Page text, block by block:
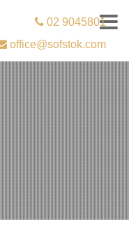
02 9045801
office@sofstok.com